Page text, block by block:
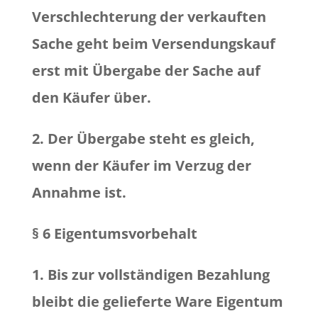
Verschlechterung der verkauften
Sache geht beim Versendungskauf
erst mit Übergabe der Sache auf
den Käufer über.
2. Der Übergabe steht es gleich,
wenn der Käufer im Verzug der
Annahme ist.
§ 6 Eigentumsvorbehalt
1. Bis zur vollständigen Bezahlung
bleibt die gelieferte Ware Eigentum